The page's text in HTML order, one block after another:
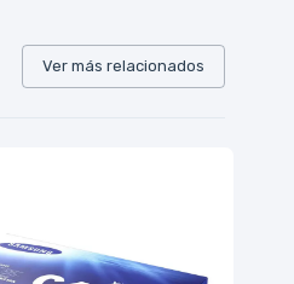
Ver más relacionados